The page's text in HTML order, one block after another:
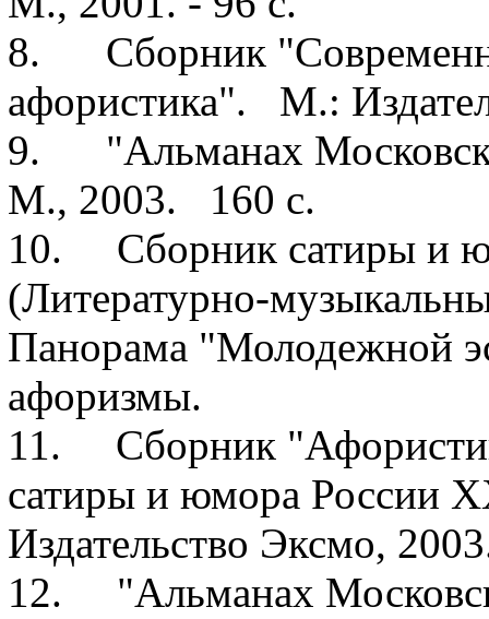
8. Сборник
афористика". М.:
9. "Альманах
М., 2003. 160 с.
10. Сборник сатиры и
(Литературно-
Панорама "Молодежной
афоризмы.
11. Сборник
сатиры и юмора России
Издательство Эксмо,
12. "Альманах